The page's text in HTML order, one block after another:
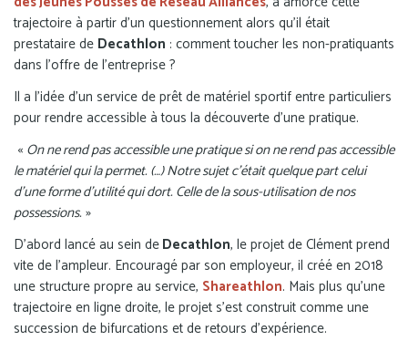
trajectoire à partir d’un questionnement alors qu’il était
prestataire de Decathlon : comment toucher les non-pratiquants
dans l’offre de l'entreprise ?
Il a l’idée d’un service de prêt de matériel sportif entre particuliers
pour rendre accessible à tous la découverte d’une pratique.
« On ne rend pas accessible une pratique si on ne rend pas accessible
le matériel qui la permet. (…) Notre sujet c’était quelque part celui
d’une forme d’utilité qui dort. Celle de la sous-utilisation de nos
possessions. »
D’abord lancé au sein deDecathlon, le projet de Clément prend
vite de l’ampleur. Encouragé par son employeur, il créé en 2018
une structure propre au service, Shareathlon. Mais plus qu’une
trajectoire en ligne droite, le projet s’est construit comme une
succession de bifurcations et de retours d’expérience.